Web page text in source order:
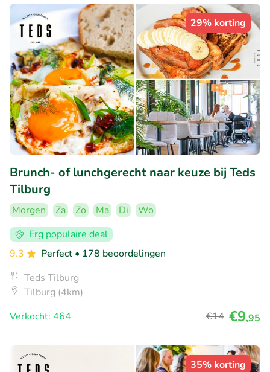
29% korting
Brunch- of lunchgerecht naar keuze bij Teds
Tilburg
Morgen Za Zo Ma Di
Wo
Erg populaire deal
9.3
Perfect • 178 beoordelingen
Teds Tilburg
Tilburg (4km)
Verkocht: 464
€14 €9,95
35% korting